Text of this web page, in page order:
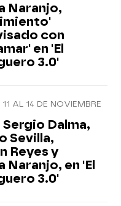
Naranjo,
con
en 'El
3.0'
AL 14 DE NOVIEMBRE
Dalma,
Sevilla,
Reyes y
Naranjo, en 'El
3.0'